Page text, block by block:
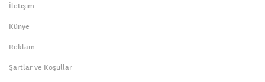
İletişim
Künye
Reklam
Şartlar ve Koşullar